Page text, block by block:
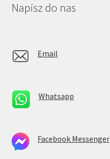
Napisz do nas
Email
Whatsapp
Facebook Messenger